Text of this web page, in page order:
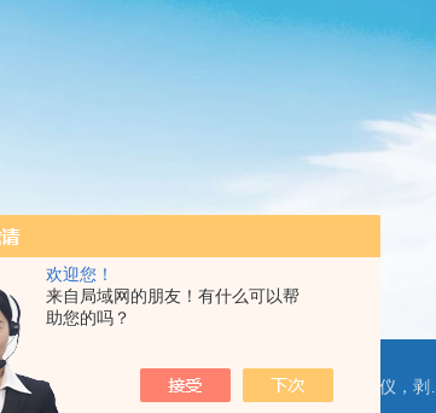
欢迎您！
来自局域网的朋友！有什么可以帮
助您的吗？
仪，医药包装检测仪，冲击试验仪，安瓿瓶折断力测试仪，垂直度偏差测试仪，扭矩仪，手提袋疲劳度测试仪